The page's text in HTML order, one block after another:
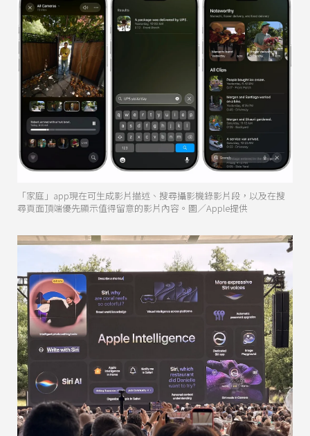
「家庭」app現在可生成影片描述、搜尋攝影機錄影片段，以及在搜
尋頁面頂端優先顯示值得留意的影片內容。圖／Apple提供